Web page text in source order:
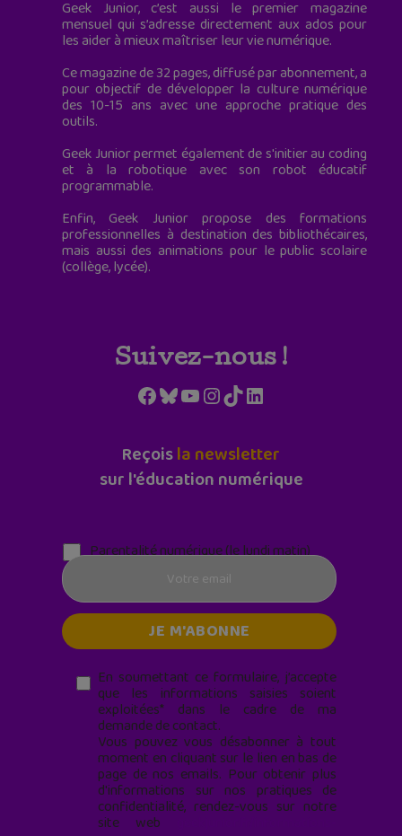
Geek Junior, c’est aussi le premier magazine
mensuel qui s’adresse directement aux ados pour
les aider à mieux maîtriser leur vie numérique.
Ce magazine de 32 pages, diffusé par abonnement, a
pour objectif de développer la culture numérique
des 10-15 ans avec une approche pratique des
outils.
Geek Junior permet également de s'initier au coding
et à la robotique avec son robot éducatif
programmable.
Enfin, Geek Junior propose des formations
professionnelles à destination des bibliothécaires,
mais aussi des animations pour le public scolaire
(collège, lycée).
Suivez-nous !
Facebook
Bluesky
YouTube
Instagram
TikTokLinkedIn
Reçoisla newsletter
sur l'éducation numérique
Parentalité numérique (le lundi matin)
En soumettant ce formulaire, j’accepte
que les informations saisies soient
exploitées* dans le cadre de ma
demande de contact.
Vous pouvez vous désabonner à tout
moment en cliquant sur le lien en bas de
page de nos emails. Pour obtenir plus
d'informations sur nos pratiques de
confidentialité, rendez-vous sur notre
site web